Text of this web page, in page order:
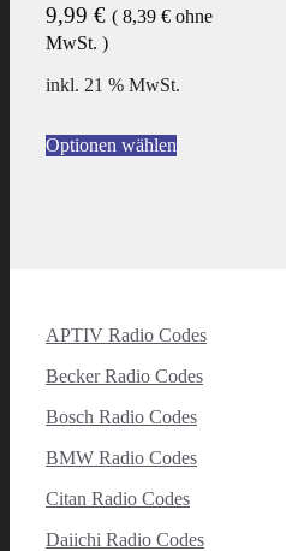
9,99 € ( 8,39 € ohne
MwSt. )
inkl. 21 % MwSt.
Optionen wählen
APTIV Radio Codes
Becker Radio Codes
Bosch Radio Codes
BMW Radio Codes
Citan Radio Codes
Daiichi Radio Codes